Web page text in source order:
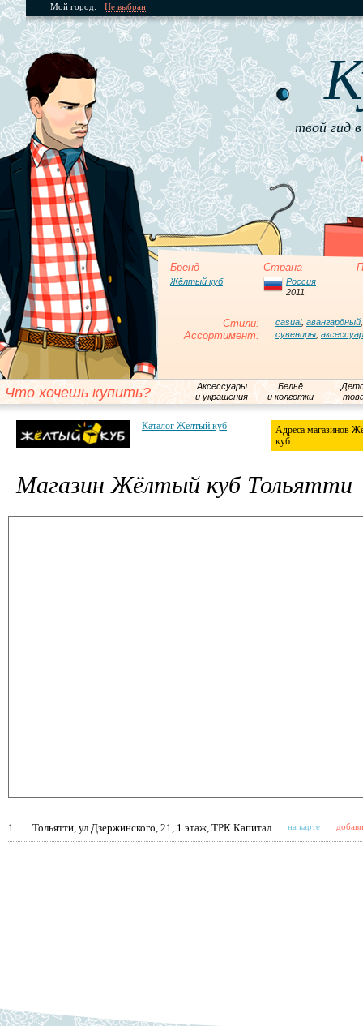
Мой город: Не выбран
твой гид
Бренд Страна
Жёлтый куб
Россия
2011
Стили: casual, авангардный
Ассортимент: сувениры
Что хочешь купить?
Аксессуары
и украшения
Бельё
и колготки
Каталог Жёлтый куб
Адреса магазинов
куб
Магазин Жёлтый куб Тольятти
1. Тольятти, ул Дзержинского, 21, 1 этаж, ТРК Капитал на карте